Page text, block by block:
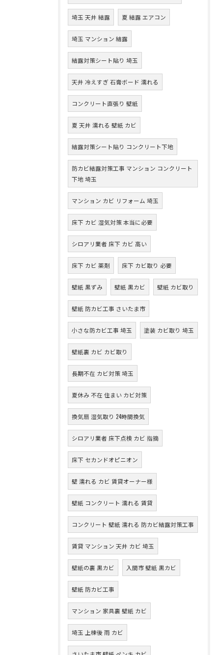
埼玉 天井 結露 夏 結露 エアコン
埼玉 マンション 結露
結露対策シート貼り 埼玉
天井 冷えすぎ 石膏ボード 濡れる
コンクリート直張り 壁紙
夏 天井 濡れる 壁紙 カビ
結露対策シート貼り コンクリート下地
防カビ結露対策工事 マンション コンクリート
下地 埼玉
マンション カビ リフォーム 埼玉
床下 カビ 湿気対策 本当に必要
シロアリ業者 床下 カビ 高い
床下 カビ 薬剤 床下 カビ取り 必要
壁紙 黒ずみ 壁紙 黒カビ 壁紙 カビ取り
壁紙 防カビ工事 さいたま市
小さな防カビ工事 埼玉 塗装 カビ取り 埼玉
壁紙裏 カビ カビ取り
長期不在 カビ対策 埼玉
夏休み 不在 住まい カビ対策
換気扇 湿気取り 24時間換気
シロアリ業者 床下点検 カビ 指摘
床下 セカンドオピニオン
壁 濡れる カビ 賃貸オーナー様
壁紙 コンクリート 濡れる 賃貸
コンクリート 壁紙 濡れる 防カビ結露対策工事
賃貸 マンション 天井 カビ 埼玉
壁紙の裏 黒カビ 入間市 壁紙 黒カビ
壁紙 防カビ工事
マンション 家具裏 壁紙 カビ
埼玉 上棟後 雨 カビ